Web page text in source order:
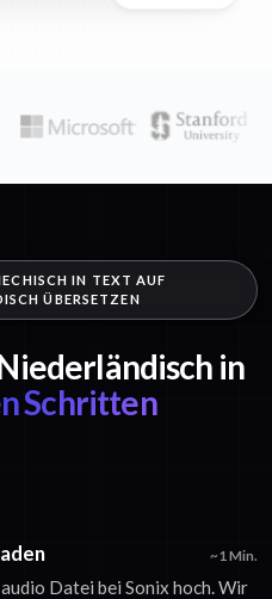
IN TEXT AUF
ÜBERSETZEN
in
Schritten
~1 Min.
Datei bei Sonix hoch. Wir